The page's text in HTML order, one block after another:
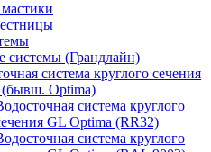
системы (Грандлайн)
система круглого сечения
Optima)
система круглого
GL Optima (RR32)
система круглого